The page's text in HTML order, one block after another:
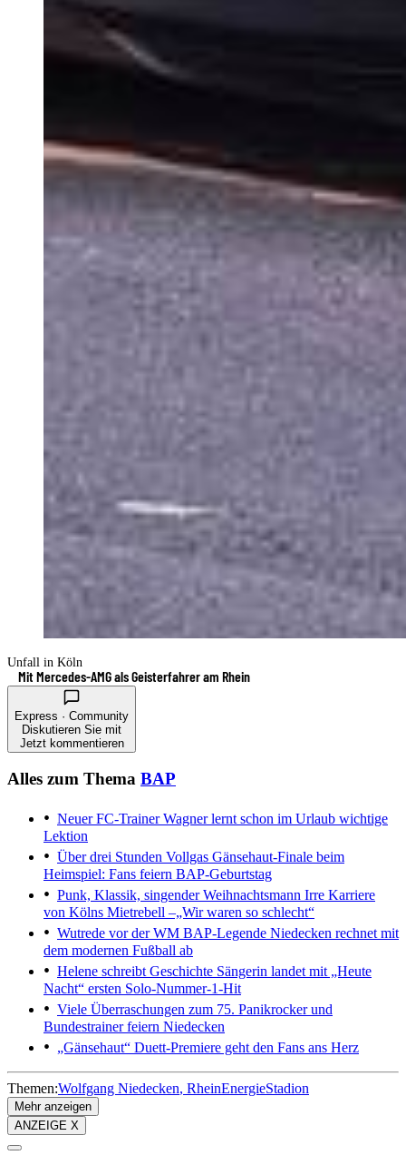
Unfall in Köln
Mit Mercedes-AMG als Geisterfahrer am Rhein
Express · Community
Diskutieren Sie mit
Jetzt kommentieren
Alles zum Thema BAP
Neuer FC-TrainerWagner lernt schon im Urlaub wichtige
Lektion
Über drei Stunden Vollgas Gänsehaut-Finale beim
Heimspiel: Fans feiern BAP-Geburtstag
Punk, Klassik, singender Weihnachtsmann Irre Karriere
von Kölns Mietrebell –„Wir waren so schlecht“
Wutrede vor der WM BAP-Legende Niedecken rechnet mit
dem modernen Fußball ab
Helene schreibt Geschichte Sängerin landet mit „Heute
Nacht“ ersten Solo-Nummer-1-Hit
Viele Überraschungen zum 75. Panikrocker und
Bundestrainer feiern Niedecken
„Gänsehaut“ Duett-Premiere geht den Fans ans Herz
Themen:Wolfgang Niedecken RheinEnergieStadion
Mehr anzeigen
ANZEIGE X